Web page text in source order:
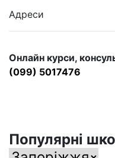
Адреси
Онлайн курси,
(099) 5017476
Популярні